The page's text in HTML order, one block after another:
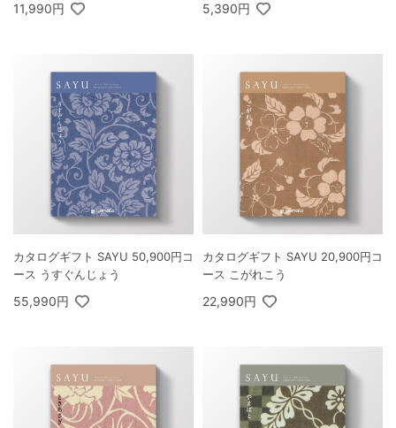
11,990円 5,390円
カタログギフト SAYU 50,900円コ
ース うすぐんじょう
55,990円
カタログギフト SAYU 20,900円コ
ース こがれこう
22,990円